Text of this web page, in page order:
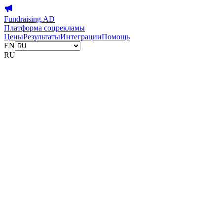
Fundraising.AD
Платформа соцрекламы
ЦеныРезультатыИнтеграцииПомощь
EN
RU